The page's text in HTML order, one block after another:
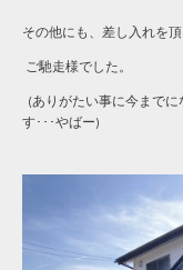
その他にも、差し入れを
ご馳走様でした。
(ありがたい事に今まで
す･･･やばー)